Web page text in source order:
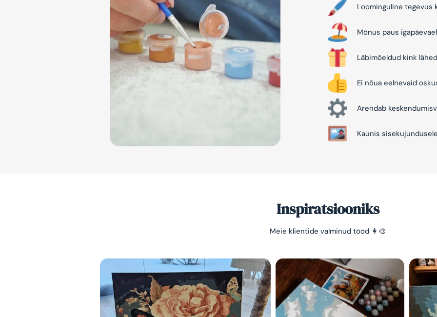
Loominguline tegevus
Mõnus paus
Läbimõeldud kink
Ei nõua eelnevaid
Arendab
Kaunis
Inspiratsiooniks
Meie klientide valminud tööd 👩‍🎨
Säästa -
Lihtne viis lõõgastuda ja
mõtted puhata lasta 😌